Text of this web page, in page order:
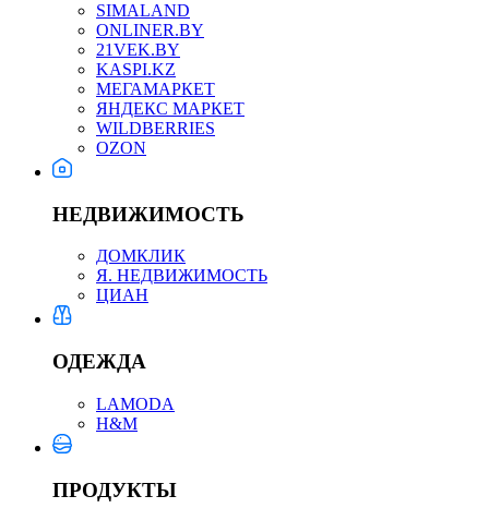
SIMALAND
ONLINER.BY
21VEK.BY
KASPI.KZ
МЕГАМАРКЕТ
ЯНДЕКС МАРКЕТ
WILDBERRIES
OZON
НЕДВИЖИМОСТЬ
ДОМКЛИК
Я. НЕДВИЖИМОСТЬ
ЦИАН
ОДЕЖДА
LAMODA
H&M
ПРОДУКТЫ